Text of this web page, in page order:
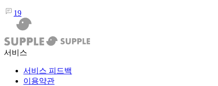
19
서비스
서비스 피드백
이용약관